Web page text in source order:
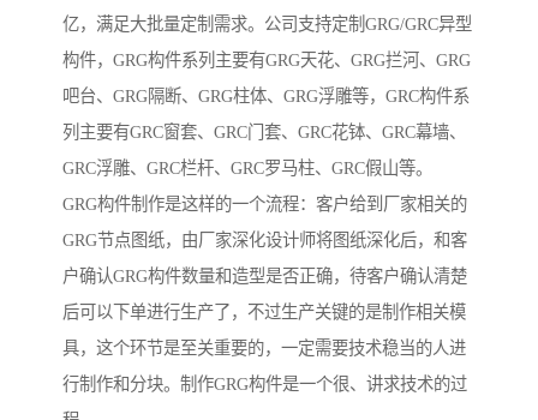
亿，满足大批量定制需求。公司支持定制GRG/GRC异型
构件，GRG构件系列主要有GRG天花、GRG拦河、GRG
吧台、GRG隔断、GRG柱体、GRG浮雕等，GRC构件系
列主要有GRC窗套、GRC门套、GRC花钵、GRC幕墙、
GRC浮雕、GRC栏杆、GRC罗马柱、GRC假山等。
GRG构件制作是这样的一个流程：客户给到厂家相关的
GRG节点图纸，由厂家深化设计师将图纸深化后，和客
户确认GRG构件数量和造型是否正确，待客户确认清楚
后可以下单进行生产了，不过生产关键的是制作相关模
具，这个环节是至关重要的，一定需要技术稳当的人进
行制作和分块。制作GRG构件是一个很、讲求技术的过